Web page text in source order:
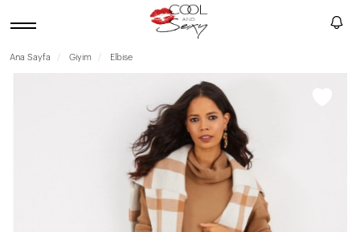
Ana Sayfa Giyim Elbise